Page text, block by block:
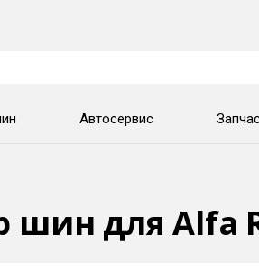
Автосервис
шин для Alfa